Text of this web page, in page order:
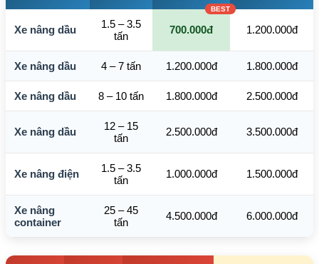
Xe nâng dầu
1.5 – 3.5
tấn
700.000đ 1.200.000đ
Xe nâng dầu 4 – 7 tấn 1.200.000đ 1.800.000đ
Xe nâng dầu 8 – 10 tấn 1.800.000đ 2.500.000đ
Xe nâng dầu
12 – 15
tấn
2.500.000đ 3.500.000đ
Xe nâng điện
1.5 – 3.5
tấn
1.000.000đ 1.500.000đ
Xe nâng
container
25 – 45
tấn
4.500.000đ 6.000.000đ